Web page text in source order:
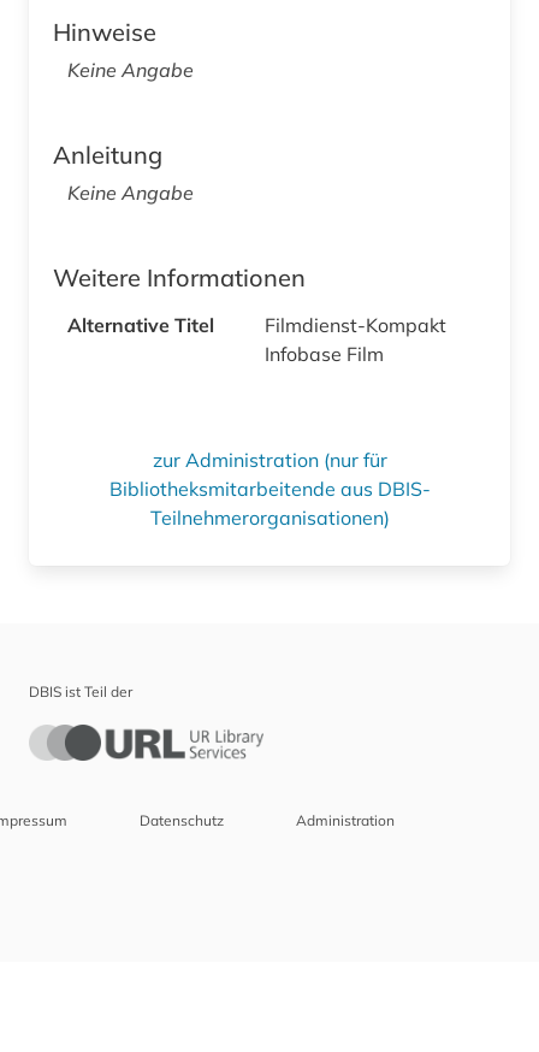
Hinweise
Keine Angabe
Anleitung
Keine Angabe
Weitere Informationen
Alternative Titel
Filmdienst-Kompakt
Infobase Film
zur Administration (nur für
Bibliotheksmitarbeitende aus DBIS-
Teilnehmerorganisationen)
DBIS ist Teil der
Datenschutz Administration